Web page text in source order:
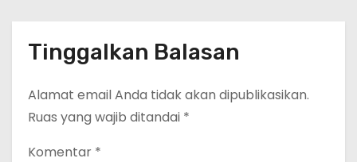
Tinggalkan Balasan
Alamat email Anda tidak akan dipublikasikan.
Ruas yang wajib ditandai *
Komentar *